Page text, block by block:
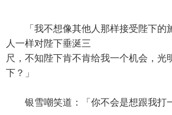
「我不想像其他人那样接受陛下的
人一样对陛下垂涎三
尺，不知陛下肯不肯给我一个机会，光
下？」
银雪嘲笑道：「你不会是想跟我打一